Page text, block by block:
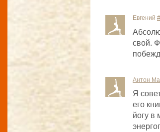
Евгений #
свой.
Антон
Я
его
йогу в